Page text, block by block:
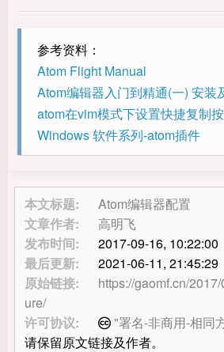
参考资料：
Atom Flight Manual
Atom编辑器入门到精通(一) 安装
atom在vim模式下设置快捷复制
Windows 软件系列-atom插件
本文标题:
Atom编辑器配置
文章作者:
高明飞
发布时间:
2017-09-16, 10:22:00
最后更新:
2021-06-11, 21:45:29
原始链接:
https://gaomf.cn/
ure/
许可协议:
"署名-非商用-相同
请保留原文链接及作者。